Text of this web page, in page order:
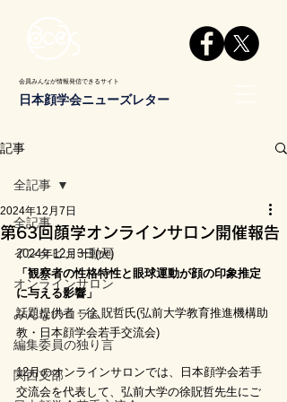
日本顔学会ニューズレター
会員みんなが情報発信できるサイト
記事
全記事
インタビュー動画
オンラインサロン
みんなのコラム
編集委員の独り言
関西支部
全記事
第63回顔学オンラインサロン開催報告
2024年12月7日
2024年12月3日(火)
「観察者の性格特性と眼球運動が顔の印象推定
に与える影響」
話題提供者：徐 貺哲氏(弘前大学教育推進機構助
教・日本顔学会若手交流会)
12月のオンラインサロンでは、日本顔学会若手
交流会を代表して、弘前大学の徐貺哲先生にご